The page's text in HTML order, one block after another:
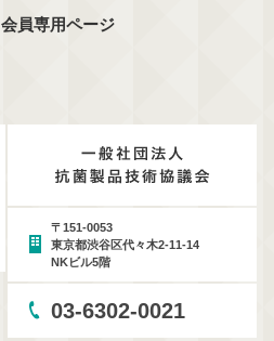
会員専用ページ
〒151-0053
東京都渋谷区代々木2-11-14
NKビル5階
03-6302-0021